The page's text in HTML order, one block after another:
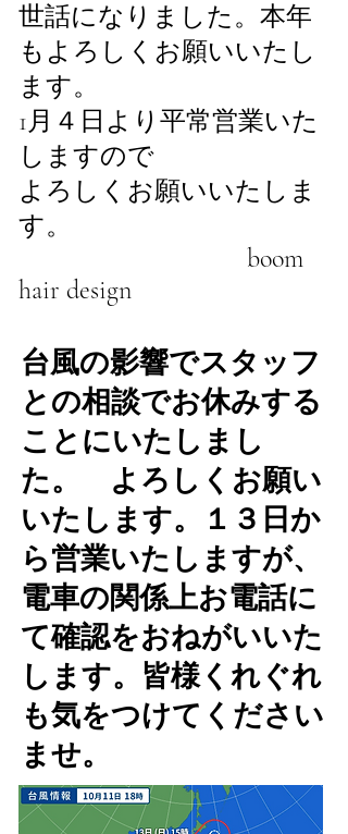
世話になりました。 本年
もよろしくお願いいたし
ます。
1月４日より平常営業いた
しますので
よろしくお願いいたしま
す。
boom
hair design
台風の影響でスタッフ
との相談でお休みする
ことにいたしまし
た。 よろしくお願い
いたします。１３日か
ら営業いたしますが、
電車の関係上お電話に
て確認をおねがいいた
します。皆様くれぐれ
も気をつけてください
ませ。